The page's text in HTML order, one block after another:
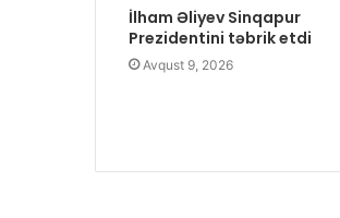
İlham Əliyev Sinqapur
Prezidentini təbrik etdi
Avqust 9, 2026